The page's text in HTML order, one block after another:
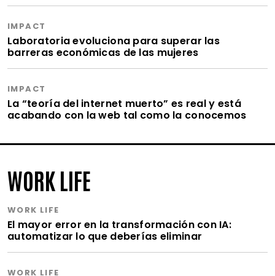
IMPACT
Laboratoria evoluciona para superar las
barreras económicas de las mujeres
IMPACT
La “teoría del internet muerto” es real y está
acabando con la web tal como la conocemos
WORK LIFE
WORK LIFE
El mayor error en la transformación con IA:
automatizar lo que deberías eliminar
WORK LIFE